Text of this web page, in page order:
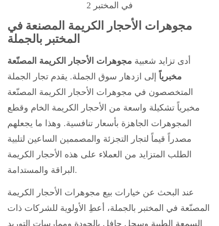
مجوهرات الأحجار الكريمة المصنعة في
المختبر بالجملة
أدى تزايد شعبية مجوهرات الأحجار الكريمة المصنّعة
مخبرياً إلى ازدهار سوق الجملة. يقدم تجار الجملة
المتخصصون في مجوهرات الأحجار الكريمة المصنّعة
مخبرياً تشكيلة واسعة من الأحجار الكريمة الخام وقطع
المجوهرات الجاهزة بأسعار تنافسية. وهذا ما يجعلهم
مصدراً قيماً لتجار التجزئة والمصممين الساعين لتلبية
الطلب المتزايد من العملاء على هذه الأحجار الكريمة
البراقة والمستدامة.
عند البحث عن خيارات بيع مجوهرات الأحجار الكريمة
المصنّعة في المختبر بالجملة، أعطِ الأولوية للشركات ذات
السمعة الطيبة وسجل حافل بالجودة وممارسات التوريد